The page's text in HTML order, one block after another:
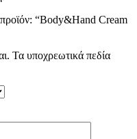
“Body&Hand Cream
Τα υποχρεωτικά πεδία